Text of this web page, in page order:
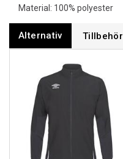
Material: 100% polyester
Alternativ Tillbehör